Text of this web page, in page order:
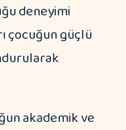
deneyimi
çocuğun güçlü
akademik ve